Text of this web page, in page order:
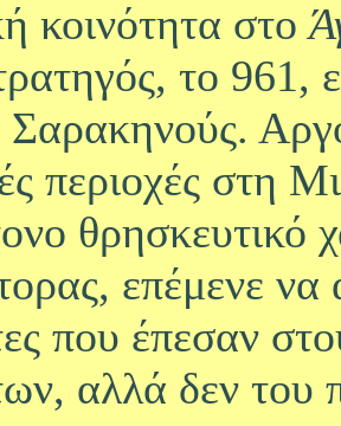
κοινότητα στο
το 961,
Σαρακηνούς.
περιοχές στη
θρησκευτικό
επέμενε να
που έπεσαν
αλλά δεν του